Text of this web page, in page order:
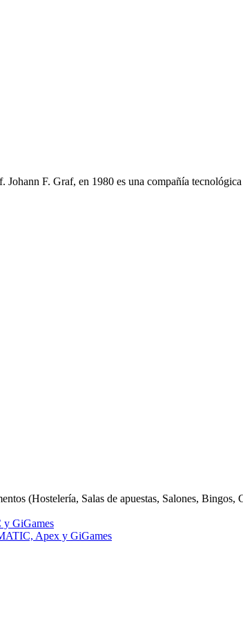
F. Graf, en 1980 es una compañía
(Hostelería, Salas de apuestas, Salones,
GiGames
Apex y GiGames